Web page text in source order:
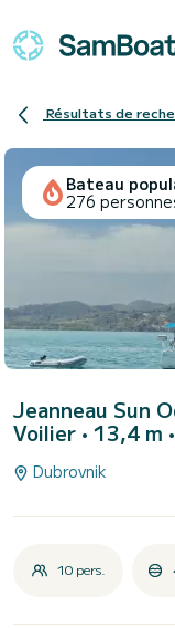
Résultats de
Bateau
276
Jeanneau Sun
Voilier • 13,4 m
Dubrovnik
10 pers.